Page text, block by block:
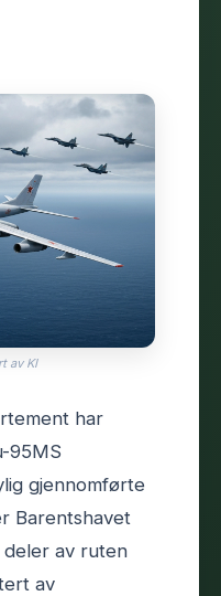
av KI
har
95MS
gjennomførte
Barentshavet
av ruten
av